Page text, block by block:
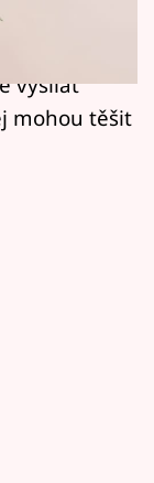
příběh o
navrátit
vysílat
mohou těšit